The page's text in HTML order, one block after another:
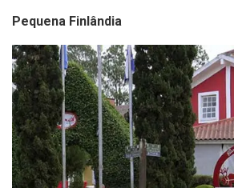
Pequena Finlândia